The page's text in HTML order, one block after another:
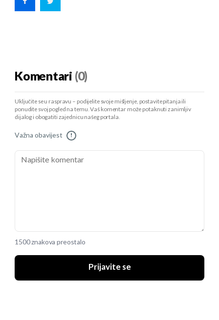
Komentari (0)
Uključite se u raspravu – podijelite svoje mišljenje, postavite pitanja ili
ponudite svoj pogled na temu. Vaš komentar može potaknuti zanimljiv
dijalog i obogatiti zajednicu našeg portala.
Važna obavijest !
1500 znakova preostalo
Prijavite se